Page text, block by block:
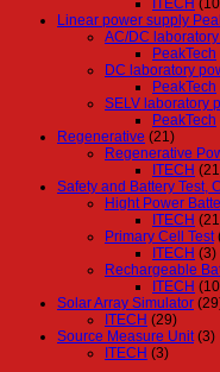
ITECH
Linear power supply
AC/DC
PeakTech
DC laboratory
PeakTech
SELV laboratory
PeakTech
Regenerative (21)
Regenerative
ITECH
Safety and Battery Test,
Hight Power
ITECH
Primary Cell Test
ITECH (3)
Rechargeable
ITECH
Solar Array Simulator
ITECH (29)
Source Measure Unit (3)
ITECH (3)